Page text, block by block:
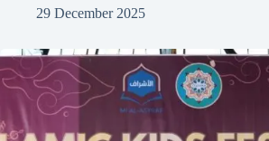
29 December 2025